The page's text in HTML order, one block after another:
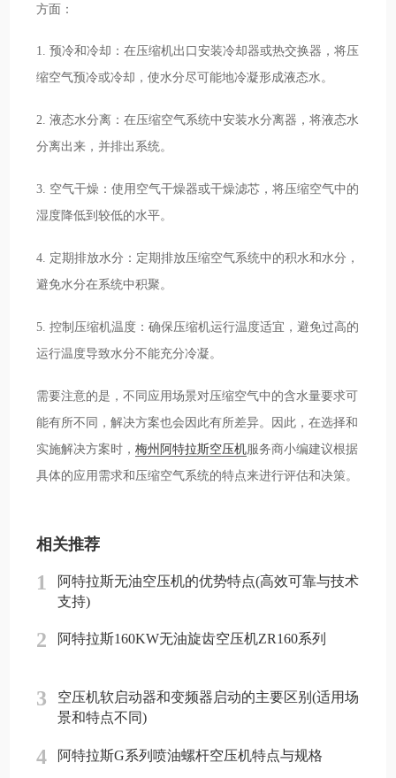
方面：
1. 预冷和冷却：在压缩机出口安装冷却器或热交换器，将压
缩空气预冷或冷却，使水分尽可能地冷凝形成液态水。
2. 液态水分离：在压缩空气系统中安装水分离器，将液态水
分离出来，并排出系统。
3. 空气干燥：使用空气干燥器或干燥滤芯，将压缩空气中的
湿度降低到较低的水平。
4. 定期排放水分：定期排放压缩空气系统中的积水和水分，
避免水分在系统中积聚。
5. 控制压缩机温度：确保压缩机运行温度适宜，避免过高的
运行温度导致水分不能充分冷凝。
需要注意的是，不同应用场景对压缩空气中的含水量要求可
能有所不同，解决方案也会因此有所差异。因此，在选择和
实施解决方案时，梅州阿特拉斯空压机服务商小编建议根据
具体的应用需求和压缩空气系统的特点来进行评估和决策。
相关推荐
1
阿特拉斯无油空压机的优势特点(高效可靠与技术
支持)
2 阿特拉斯160KW无油旋齿空压机ZR160系列
3
空压机软启动器和变频器启动的主要区别(适用场
景和特点不同)
4 阿特拉斯G系列喷油螺杆空压机特点与规格